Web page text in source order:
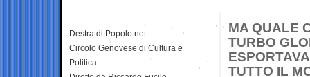
MA QUALE
TURBO
TUTTO IL
Destra di Popolo.net
Circolo Genovese di Cultura e
Politica